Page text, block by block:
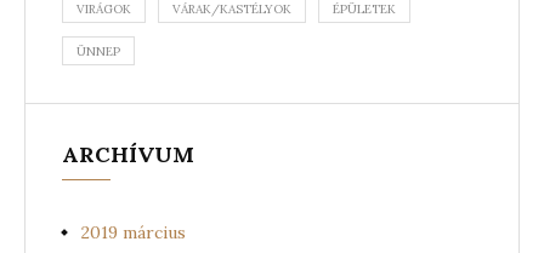
VIRÁGOK VÁRAK/KASTÉLYOK ÉPÜLETEK
ÜNNEP
ARCHÍVUM
2019 március